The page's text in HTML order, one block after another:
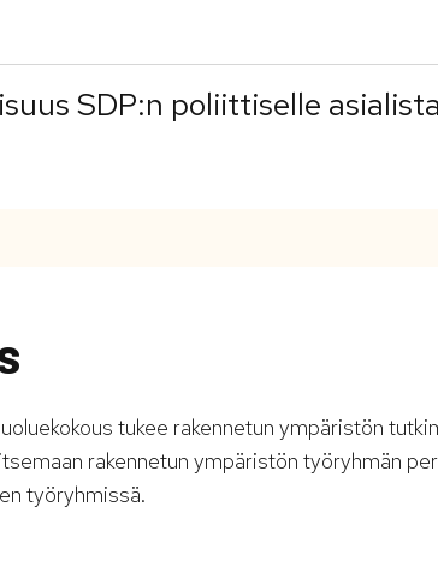
SDP:n poliittiselle
tukee rakennetun ympäristön
rakennetun ympäristön työryhmän
työryhmissä.